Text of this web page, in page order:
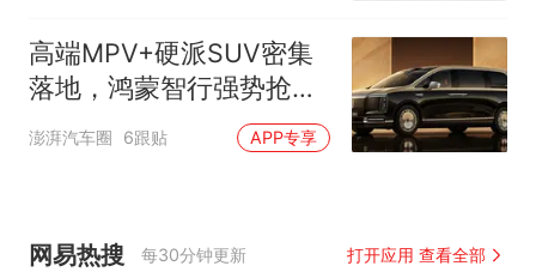
高端MPV+硬派SUV密集
落地，鸿蒙智行强势抢占
自主高端市场制高点
澎湃汽车圈 6跟贴 APP专享
网易热搜 每30分钟更新 打开应用 查看全部